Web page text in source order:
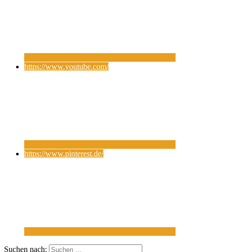
https://www.youtube.com/
https://www.pinterest.de/
Suchen nach: